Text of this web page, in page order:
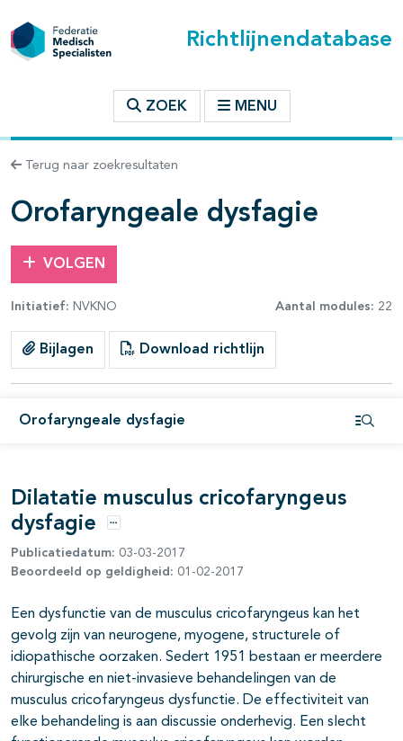
Richtlijnendatabase
ZOEK MENU
Terug naar zoekresultaten
Orofaryngeale dysfagie
VOLGEN
Initiatief: NVKNO Aantal modules: 22
Bijlagen Download richtlijn
Orofaryngeale dysfagie
binnen deze richtlijn
open- en dichtklappen
open- en dichtklappen
Dilatatie musculus cricofaryngeus
dysfagie
Opties
Publicatiedatum: 03-03-2017
Beoordeeld op geldigheid: 01-02-2017
Een dysfunctie van de musculus cricofaryngeus kan het
gevolg zijn van neurogene, myogene, structurele of
idiopathische oorzaken. Sedert 1951 bestaan er meerdere
chirurgische en niet-invasieve behandelingen van de
musculus cricofaryngeus dysfunctie. De effectiviteit van
elke behandeling is aan discussie onderhevig. Een slecht